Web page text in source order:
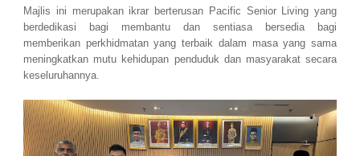
Majlis ini merupakan ikrar berterusan Pacific Senior Living yang
berdedikasi bagi membantu dan sentiasa bersedia bagi
memberikan perkhidmatan yang terbaik dalam masa yang sama
meningkatkan mutu kehidupan penduduk dan masyarakat secara
keseluruhannya.